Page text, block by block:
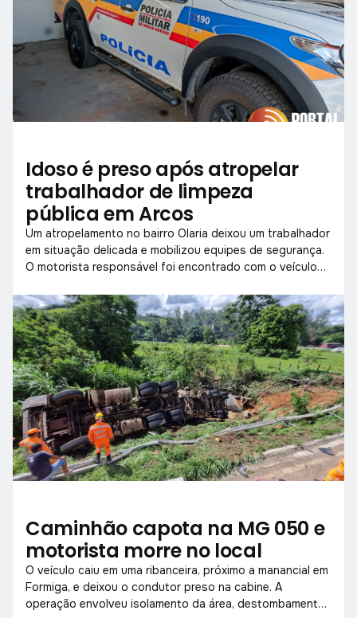
Idoso é preso após atropelar
trabalhador de limpeza
pública em Arcos
Um atropelamento no bairro Olaria deixou um trabalhador
em situação delicada e mobilizou equipes de segurança.
O motorista responsável foi encontrado com o veículo
Caminhão capota na MG 050 e
motorista morre no local
O veículo caiu em uma ribanceira, próximo a manancial em
Formiga, e deixou o condutor preso na cabine. A
operação envolveu isolamento da área, destombamento